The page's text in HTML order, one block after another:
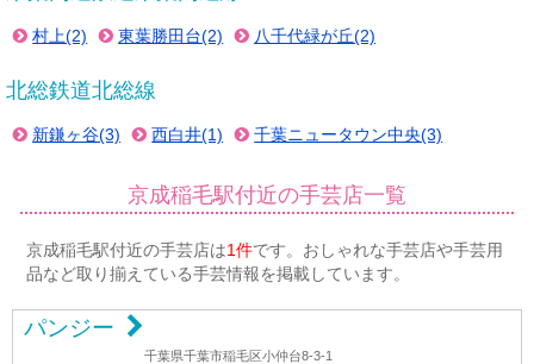
村上(2) 東葉勝田台(2) 八千代緑が丘(2)
北総鉄道北総線
新鎌ヶ谷(3) 西白井(1) 千葉ニュータウン中央(3)
京成稲毛駅付近の手芸店一覧
京成稲毛駅付近の手芸店は1件です。おしゃれな手芸店や手芸用
品など取り揃えている手芸情報を掲載しています。
パンジー
千葉県千葉市稲毛区小仲台8-3-1